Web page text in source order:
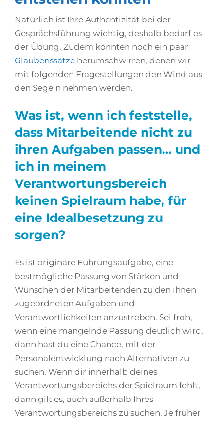
Natürlich ist Ihre Authentizität bei der
Gesprächsführung wichtig, deshalb bedarf es
der Übung. Zudem könnten noch ein paar
Glaubenssätze herumschwirren, denen wir
mit folgenden Fragestellungen den Wind aus
den Segeln nehmen werden.
Was ist, wenn ich feststelle,
dass Mitarbeitende nicht zu
ihren Aufgaben passen… und
ich in meinem
Verantwortungsbereich
keinen Spielraum habe, für
eine Idealbesetzung zu
sorgen?
Es ist originäre Führungsaufgabe, eine
bestmögliche Passung von Stärken und
Wünschen der Mitarbeitenden zu den ihnen
zugeordneten Aufgaben und
Verantwortlichkeiten anzustreben. Sei froh,
wenn eine mangelnde Passung deutlich wird,
dann hast du eine Chance, mit der
Personalentwicklung nach Alternativen zu
suchen. Wenn dir innerhalb deines
Verantwortungsbereichs der Spielraum fehlt,
dann gilt es, auch außerhalb Ihres
Verantwortungsbereichs zu suchen. Je früher